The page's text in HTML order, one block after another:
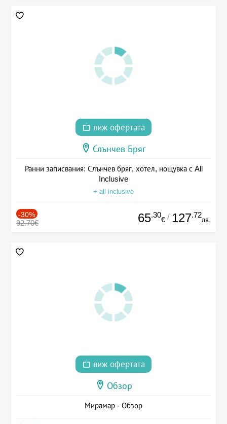
виж офертата
Слънчев Бряг
Ранни записвания: Слънчев бряг, хотел, нощувка с All
Inclusive
+ all inclusive
-30%
92.70€ 65.30
€ / 127.72
лв.
виж офертата
Обзор
Мирамар - Обзор